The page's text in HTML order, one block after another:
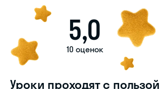
5,0
10 оценок
Уроки проходят с пользой